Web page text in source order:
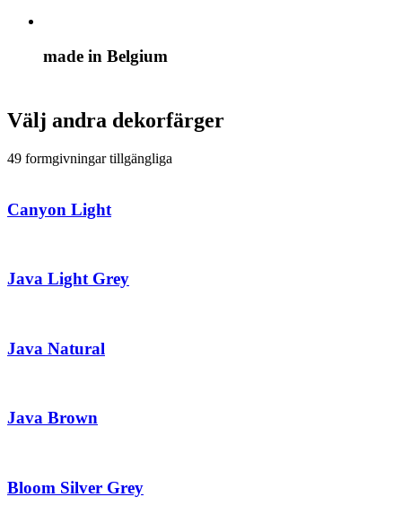
made in Belgium
Välj andra dekorfärger
49 formgivningar tillgängliga
Canyon Light
Java Light Grey
Java Natural
Java Brown
Bloom Silver Grey